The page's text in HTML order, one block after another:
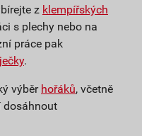
z klempířských
s plechy nebo na
práce pak
.
výběr hořáků, včetně
dosáhnout